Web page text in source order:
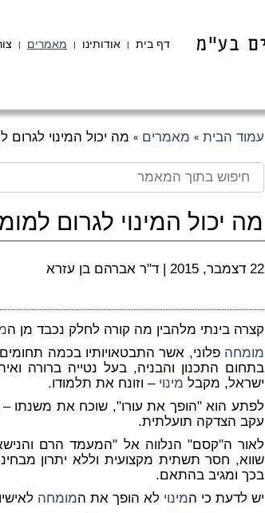
דף בית | אודותינו | מאמרים |
עמוד הבית » מאמרים » מה יכול המינוי לגרום
מה יכול המינוי לגרום
22 דצמבר, 2015 | ד"ר אברהם בן עזרא
קצרה בינתי מלהבין מה קורה לחלק נכבד מן ה
מומחה פלוני, אשר התבטאויותיו בכמה
בתחום התכנון והבניה, בעל נטייה ברורה
ישראל, מקבל מינוי – וזונח את תלמודו.
לפתע הוא "הופך את עורו", שוכח את משנתו –
עקב הצדקה תועלתית.
לאור ה"קסם" הנלווה אל "המעמד הרם
שווא, חסר תשתית מקצועית וללא יתרון
בכך ומגיב בהתאם.
יש לדעת כי המינוי לא הופך את המומחה